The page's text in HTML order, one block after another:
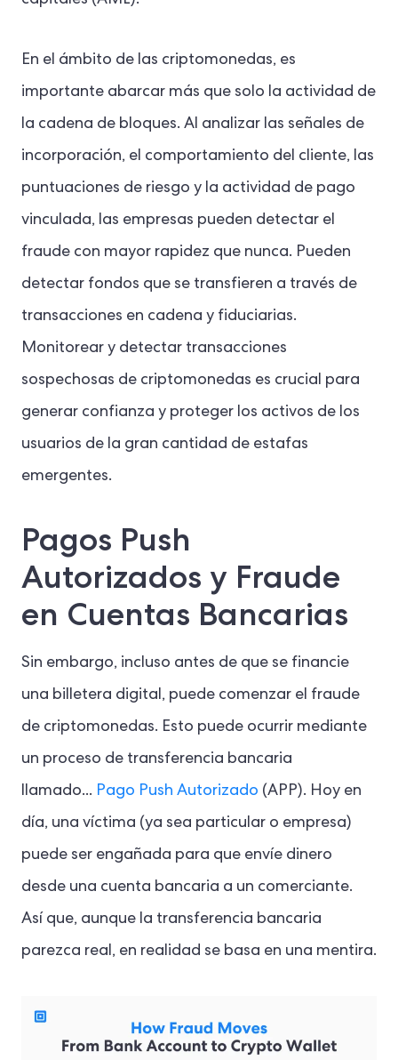
En el ámbito de las criptomonedas, es
importante abarcar más que solo la actividad de
la cadena de bloques. Al analizar las señales de
incorporación, el comportamiento del cliente, las
puntuaciones de riesgo y la actividad de pago
vinculada, las empresas pueden detectar el
fraude con mayor rapidez que nunca. Pueden
detectar fondos que se transfieren a través de
transacciones en cadena y fiduciarias.
Monitorear y detectar transacciones
sospechosas de criptomonedas es crucial para
generar confianza y proteger los activos de los
usuarios de la gran cantidad de estafas
emergentes.
Pagos Push
Autorizados y Fraude
en Cuentas Bancarias
Sin embargo, incluso antes de que se financie
una billetera digital, puede comenzar el fraude
de criptomonedas. Esto puede ocurrir mediante
un proceso de transferencia bancaria
llamado... Pago Push Autorizado (APP). Hoy en
día, una víctima (ya sea particular o empresa)
puede ser engañada para que envíe dinero
desde una cuenta bancaria a un comerciante.
Así que, aunque la transferencia bancaria
parezca real, en realidad se basa en una mentira.